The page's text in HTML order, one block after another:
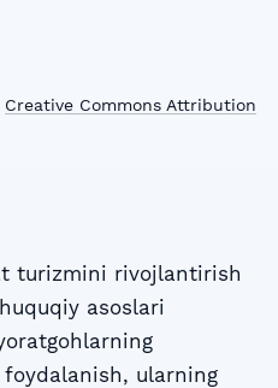
Creative Commons Attribution
turizmini rivojlantirish
asoslari
ularning